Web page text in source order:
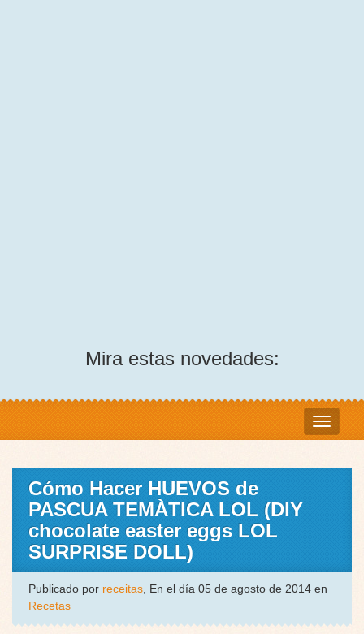
Mira estas novedades:
Cómo Hacer HUEVOS de
PASCUA TEMÀTICA LOL (DIY
chocolate easter eggs LOL
SURPRISE DOLL)
Publicado por receitas, En el día 05 de agosto de 2014 en
Recetas